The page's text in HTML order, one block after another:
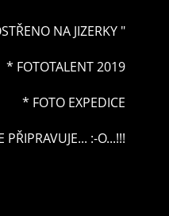
NA JIZERKY "
* FOTOTALENT 2019
* FOTO EXPEDICE
PŘIPRAVUJE... :-O...!!!